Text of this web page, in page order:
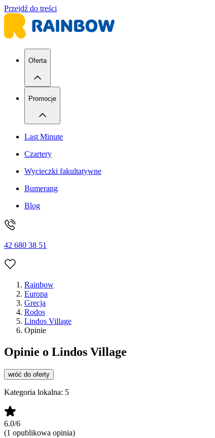
Przejdź do treści
Oferta
Promocje
Last Minute
Czartery
Wycieczki fakultatywne
Bumerang
Blog
42 680 38 51
Rainbow
Europa
Grecja
Rodos
Lindos Village
Opinie
Opinie o Lindos Village
wróć do oferty
Kategoria lokalna: 5
6.0/6
(1 opublikowa opinia)